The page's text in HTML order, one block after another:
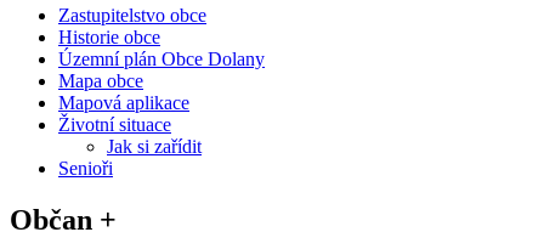
Zastupitelstvo obce
Historie obce
Územní plán Obce Dolany
Mapa obce
Mapová aplikace
Životní situace
Jak si zařídit
Senioři
Občan +